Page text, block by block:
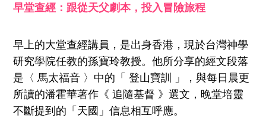
早堂查經：跟從天父劇本，投入冒險旅程
早上的大堂查經講員，是出身香港，現於台灣神學
研究學院任教的孫寶玲教授。他所分享的經文段落
是〈 馬太福音 〉中的「 登山寶訓 」，與每日晨更
所讀的潘霍華著作《 追隨基督 》選文，晚堂培靈
不斷提到的「天國」信息相互呼應。